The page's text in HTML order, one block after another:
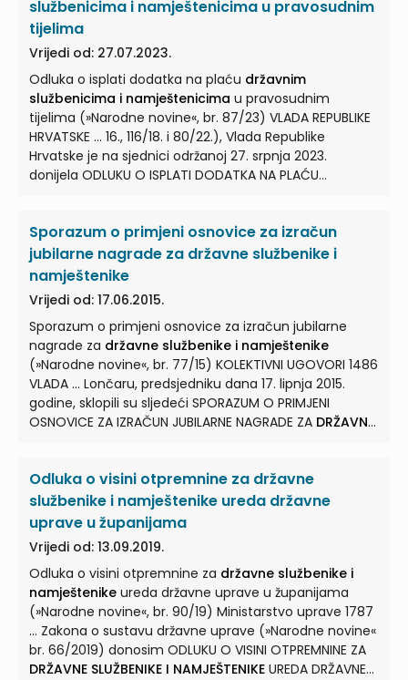
SLUŽBENIKE I NAMJEŠTENIKE... Osnovica za obračun
plaće za
se u visini od 5.108,84 kune bruto i primjenjuje se od 1.
travnja 2009. godine, ...
službenicima i namještenicima u pravosudnim
tijelima
Vrijedi od: 27.07.2023.
Odluka o isplati dodatka na plaću državnim
službenicima i namještenicima u pravosudnim
tijelima (»Narodne novine«, br. 87/23) VLADA REPUBLIKE
HRVATSKE ... 16., 116/18. i 80/22.), Vlada Republike
Hrvatske je na sjednici održanoj 27. srpnja 2023.
donijela ODLUKU O ISPLATI DODATKA NA PLAĆU
sudbene vlasti i državnim odvjetništvima (u daljnjem
tekstu: pravosudna tijela), raspoređenim na radna ...
Ako sudržavni službenici i namještenici
pravosudnim tijelima raspoređeni na radna mjesta na
kojima, bez dodatka iz ove Odluke, ne ostvaruju
Zakonom ...
Sporazum o primjeni osnovice za izračun
jubilarne nagrade za državne službenike i
namještenike
Vrijedi od: 17.06.2015.
Sporazum o primjeni osnovice za izračun jubilarne
nagrade za državne službenike i namještenike
(»Narodne novine«, br. 77/15) KOLEKTIVNI UGOVORI 1486
VLADA ... Lončaru, predsjedniku dana 17. lipnja 2015.
godine, sklopili su sljedeći SPORAZUM O PRIMJENI
OSNOVICE ZA IZRAČUN JUBILARNE NAGRADE ZA DRŽAVNE
službenike i namještenike(u daljnjem tekstu:
Sporazum), Vlada Republike Hrvatske ... daljnjem
tekstu: Vlada), te reprezentativni sindikati u državnim
službama (u daljnjem tekstu: sindikati), potpisnici
Kolektivnog ugovora za
namještenike... (»Narodne novine«, broj 104/13 i 150/13),
suglasno utvrđuju da je cilj ovoga Sporazuma
ujednačiti materijalna prava državnih službenika i
namještenika...
Odluka o visini otpremnine za državne
službenike i namještenike ureda državne
uprave u županijama
Vrijedi od: 13.09.2019.
Odluka o visini otpremnine za državne službenike i
namještenike ureda državne uprave u županijama
(»Narodne novine«, br. 90/19) Ministarstvo uprave 1787
... Zakona o sustavu državne uprave (»Narodne novine«
br. 66/2019) donosim ODLUKU O VISINI OTPREMNINE ZA
DRŽAVNE SLUŽBENIKE I NAMJEŠTENIKE UREDA DRŽAVNE